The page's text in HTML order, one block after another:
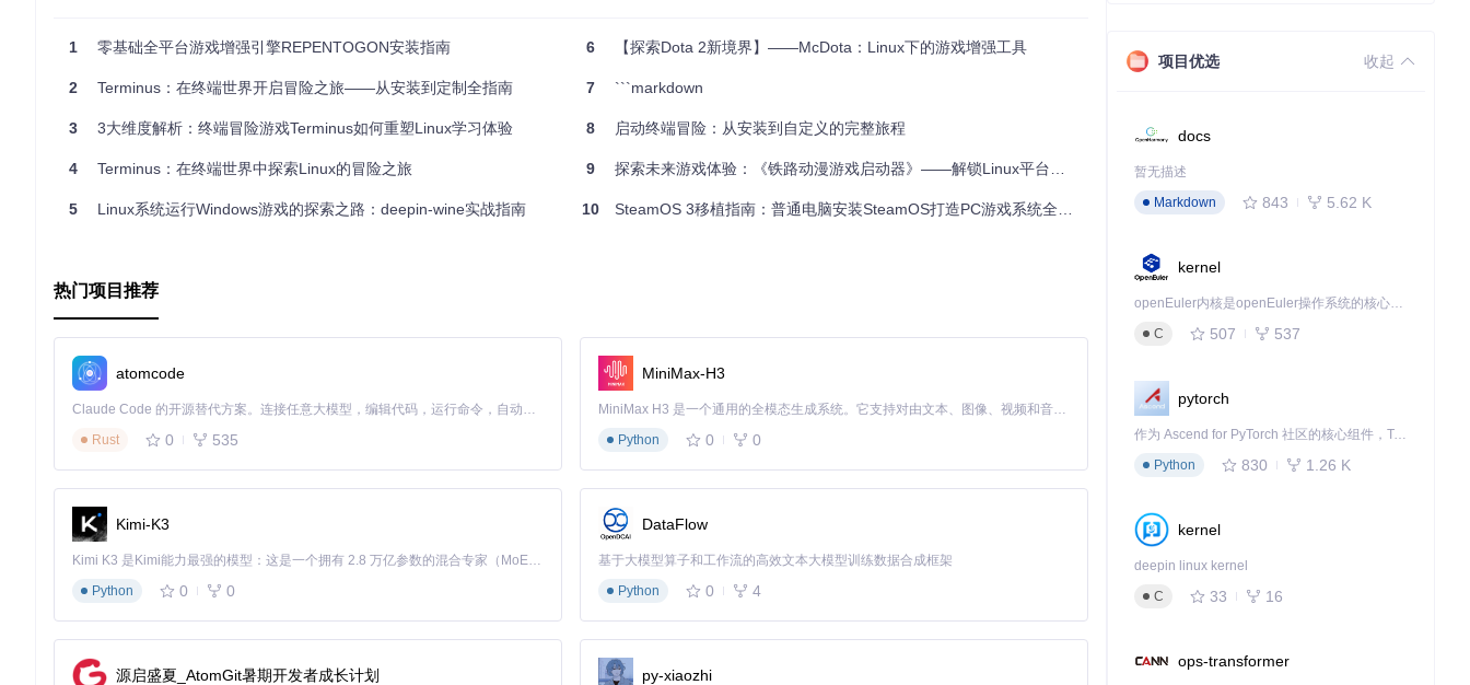
1 零基础全平台游戏增强引擎REPENTOGON安装指南
2 Terminus：在终端世界开启冒险之旅——从安装到定制全指南
3 3大维度解析：终端冒险游戏Terminus如何重塑Linux学习体验
4 Terminus：在终端世界中探索Linux的冒险之旅
5 Linux系统运行Windows游戏的探索之路：deepin-wine实战指南
6 【探索Dota 2新境界】——McDota：Linux下的游戏增强工具
7 ```markdown
8 启动终端冒险：从安装到自定义的完整旅程
9 探索未来游戏体验：《铁路动漫游戏启动器》——解锁Linux平台的无限可能
10 SteamOS 3移植指南：普通电脑安装SteamOS打造PC游戏系统全攻略
热门项目推荐
atomcode
Claude Code 的开源替代方案。连接任意大模型，编辑代码，运行命令，自动验证 — 全自动执行。用 Rust 构建，极致性能。 ｜ An open-source alternative to Claude Code. Connect any LLM, edit code, run commands, and verify changes — autonomously. Built in Rust for speed. Get Started
Rust
0 535
MiniMax-H3
MiniMax H3 是一个通用的全模态生成系统。它支持对由文本、图像、视频和音频组成的多模态上下文进行统一理解，并能生成分辨率高达 2K、时长可达 15 秒的带原生立体声音频的视频。得益于面向任务泛化的系统设计，H3 在预训练阶段就已具备广泛的多模态上下文理解与生成能力，能够出色地执行复杂的多模态指令。
Python
0 0
Kimi-K3
Kimi K3 是Kimi能力最强的模型：这是一个拥有 2.8 万亿参数的混合专家（MoE）模型，具备原生视觉理解能力，并支持 100 万 token 的上下文窗口。
Python
0 0
DataFlow
基于大模型算子和工作流的高效文本大模型训练数据合成框架
Python
0 4
源启盛夏_AtomGit暑期开发者成长计划 py-xiaozhi
项目优选 收起
docs
暂无描述
Markdown
843 5.62 K
kernel
openEuler内核是openEuler操作系统的核心，既是系统性能与稳定性的基石，也是连接处理器、设备与服务的桥梁。
C
507 537
pytorch
作为 Ascend for PyTorch 社区的核心组件，TorchNPU 是昇腾专为 PyTorch 打造的深度学习适配插件，使 PyTorch 框架能够直接调用昇腾 NPU，为开发者提供昇腾 AI 处理器的超强算力。
Python
830 1.26 K
kernel
deepin linux kernel
C
33 16
ops-transformer